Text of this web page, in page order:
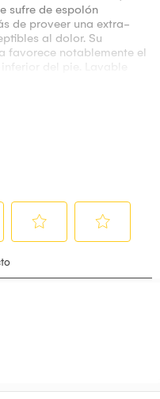
sufre de espolón
de proveer una extra-
al dolor. Su
favorece notablemente el
del pie. Lavable